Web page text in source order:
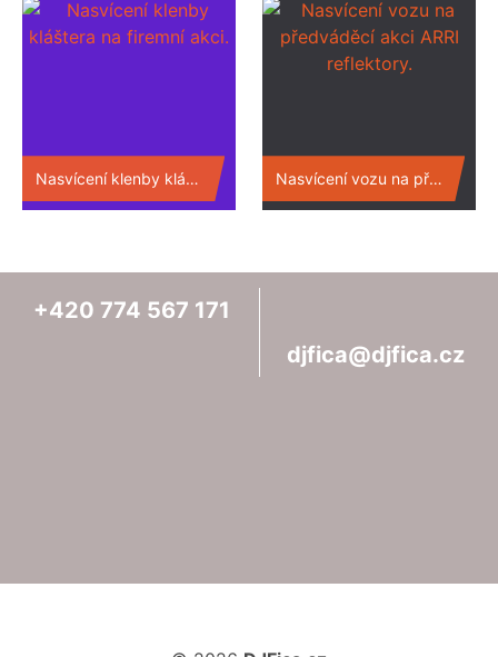
Nasvícení klenby kláštera na firemní akci. Nasvícení vozu na předváděcí akci ARRI reflektory.
+420 774 567 171
djfica@djfica.cz